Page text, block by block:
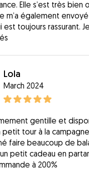
Elle s’est très bien
m’a également
toujours rassurant.
Lola
March 2024
gentille et
tour à la
faire beaucoup de
petit cadeau en
à 200%